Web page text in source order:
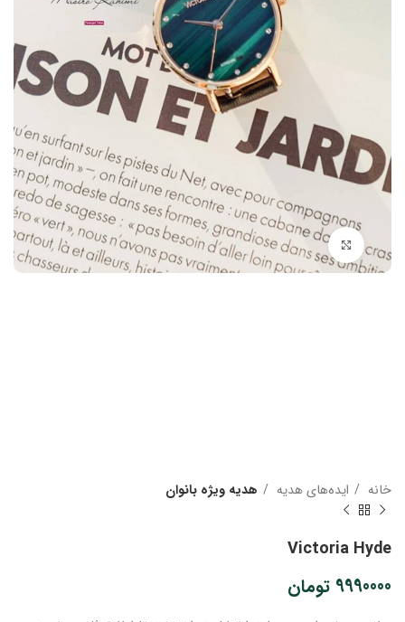
بزرگنمایی تصویر
خانه ایده‌های هدیه هدیه ویژه بانوان
Victoria Hyde
9990000 تومان